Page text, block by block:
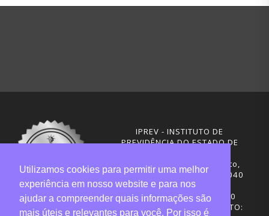
IPREV - INSTITUTO DE
PREVIDÊNCIA DO ESTADO DE
Rua Visconde de Ouro Preto,
291 – Centro - CEP: 88020-040
Florianópolis - SC
Telefones: (48) 3665-4600
HORÁRIO DE FUNCIONAMENTO:
Utilizamos cookies para permitir uma melhor
experiência em nosso website e para nos
ajudar a compreender quais informações são
mais úteis e relevantes para você. Por isso é